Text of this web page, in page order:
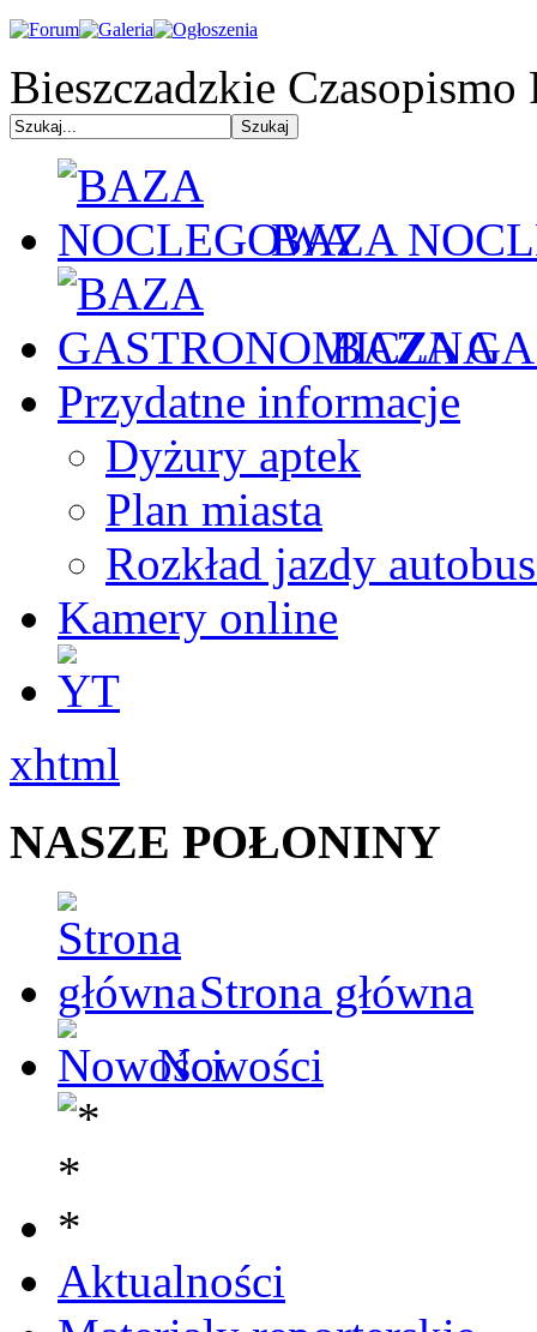
Bieszczadzkie Czasopismo
BAZA
BAZA
Przydatne informacje
Dyżury aptek
Plan miasta
Rozkład jazdy
Kamery online
xhtml
NASZE POŁONINY
Strona główna
Nowości
Aktualności